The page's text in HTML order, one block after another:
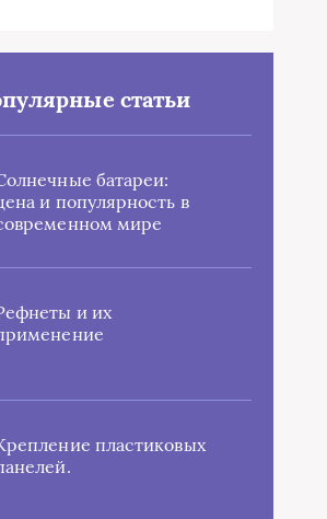
статьи
батареи:
и популярность в
мире
и их
пластиковых